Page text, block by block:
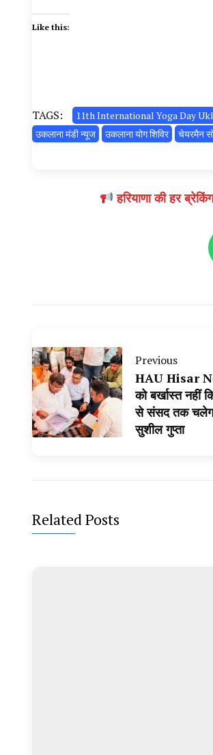
Like this:
TAGS: 11th International Yoga Day
उकलाना मंडी न्यूज
उकलाना योग शिविर चेयरमैन
हरियाणा की हर
Previous
HAU Hisar
को बर्खास्त नहीं
से संसद तक
सुशील गुप्ता
Related Posts